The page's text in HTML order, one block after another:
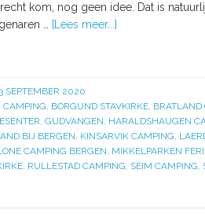
kom, nog geen idee. Dat is
…
[Lees meer...]
SEPTEMBER 2020
CAMPING, BORGUND STAVKIRKE, BRATLAND
, GUDVANGEN, HARALDSHAUGEN
BIJ BERGEN, KINSARVIK CAMPING,
CAMPING BERGEN, MIKKELPARKEN
, RULLESTAD CAMPING, SEIM CAMPING,